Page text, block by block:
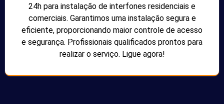
24h para instalação de interfones residenciais e
comerciais. Garantimos uma instalação segura e
eficiente, proporcionando maior controle de acesso
e segurança. Profissionais qualificados prontos para
realizar o serviço. Ligue agora!